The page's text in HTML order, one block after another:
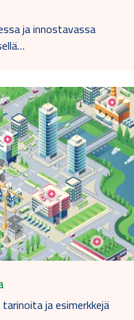
ja innostavassa
ja esimerkkejä